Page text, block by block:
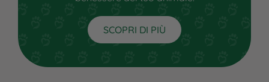
SCOPRI DI PIÙ